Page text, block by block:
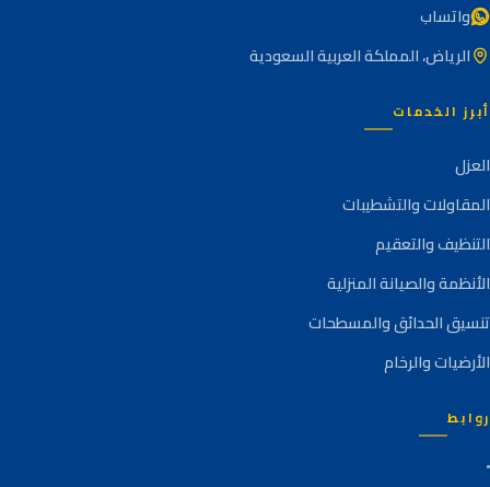
واتساب
الرياض، المملكة العربية السعودية
أبرز الخدمات
العزل
المقاولات والتشطيبات
التنظيف والتعقيم
الأنظمة والصيانة المنزلية
تنسيق الحدائق والمسطحات
الأرضيات والرخام
روابط